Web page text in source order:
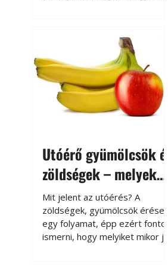
kertészkedés sokak számára
kikapcsolódást és feltöltődést
is jelent.
Utóérő gyümölcsök és
zöldségek – melyek
érnek tovább leszedés
után?
Mit jelent az utóérés? A
zöldségek, gyümölcsök érése
egy folyamat, épp ezért fontos
ismerni, hogy melyiket mikor jó